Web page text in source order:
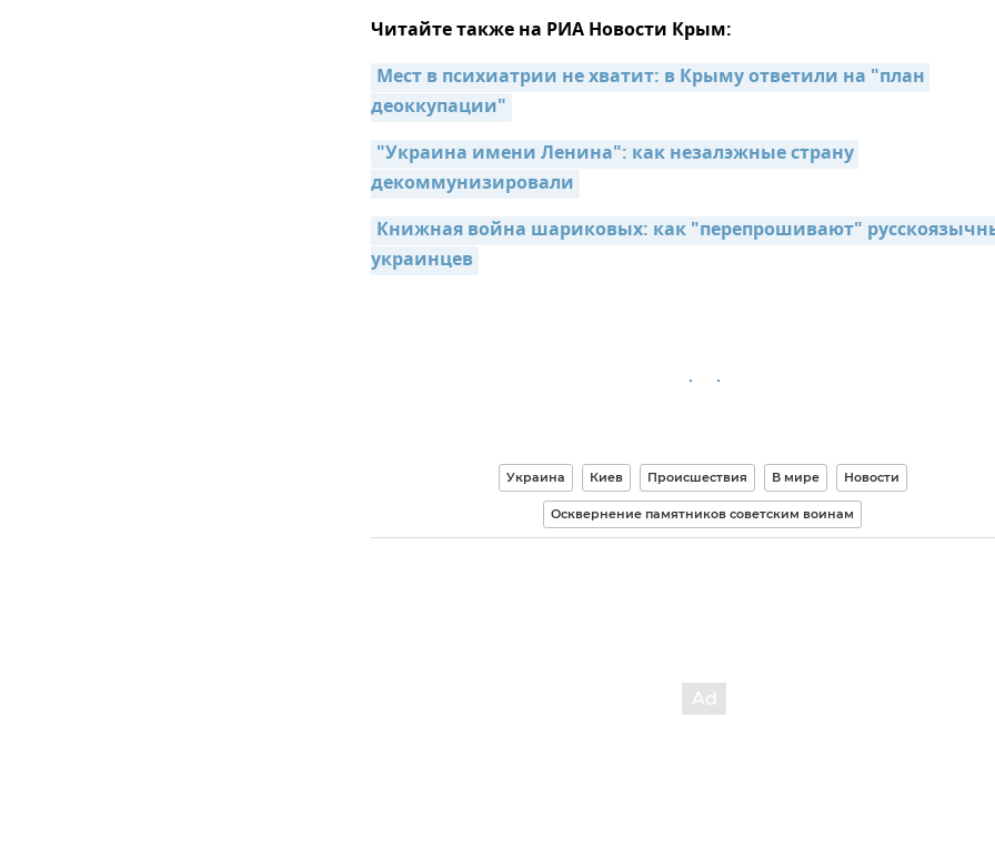
Читайте также на РИА Новости Крым:
Мест в психиатрии не хватит: в Крыму ответили на "план
деоккупации"
"Украина имени Ленина": как незалэжные страну
декоммунизировали
Книжная война шариковых: как "перепрошивают"
украинцев
Украина Киев Происшествия В мире Новости
Осквернение памятников советским воинам